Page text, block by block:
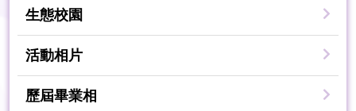
生態校園
活動相片
歷屆畢業相